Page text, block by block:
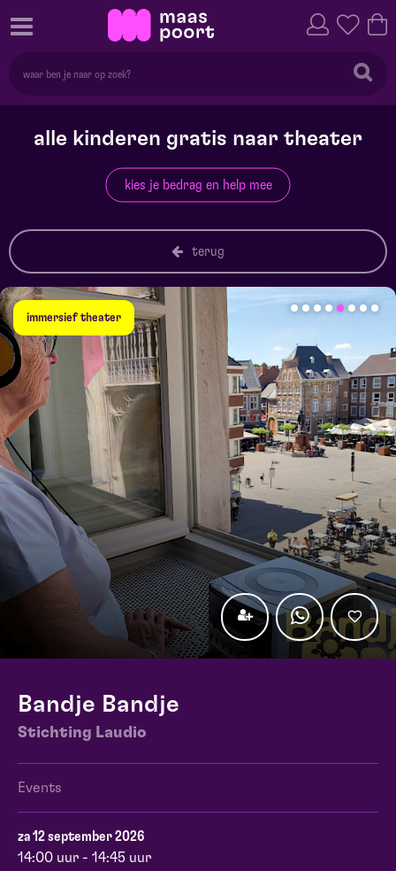
alle kinderen gratis naar theater
kies je bedrag en help mee
terug
immersief theater
Bandje Bandje
Stichting Laudio
Events
za 12 september 2026
14:00 uur - 14:45 uur